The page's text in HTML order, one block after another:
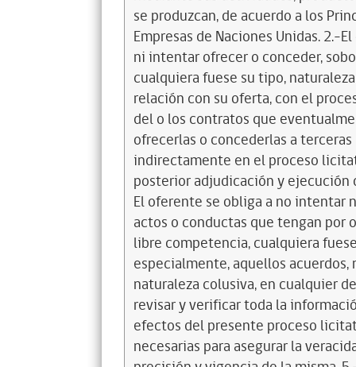
se produzcan, de acuerdo a los
Empresas de Naciones Unidas. 2.-
ni intentar ofrecer o conceder,
cualquiera fuese su tipo,
relación con su oferta, con el
del o los contratos que
ofrecerlas o concederlas a
indirectamente en el proceso
posterior adjudicación y ejecución
El oferente se obliga a no intentar
actos o conductas que tengan
libre competencia, cualquiera
especialmente, aquellos
naturaleza colusiva, en cualquier
revisar y verificar toda la
efectos del presente proceso
necesarias para asegurar la